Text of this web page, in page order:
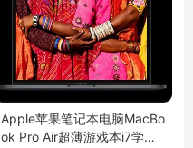
Apple苹果笔记本电脑MacBo
ok Pro Air超薄游戏本i7学生2